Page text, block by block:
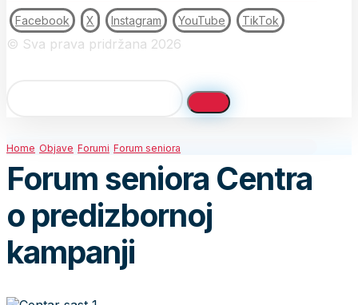
Facebook X Instagram YouTube TikTok
© Sva prava pridržana 2026
Home Objave Forumi Forum seniora
Forum seniora Centra
o predizbornoj
kampanji